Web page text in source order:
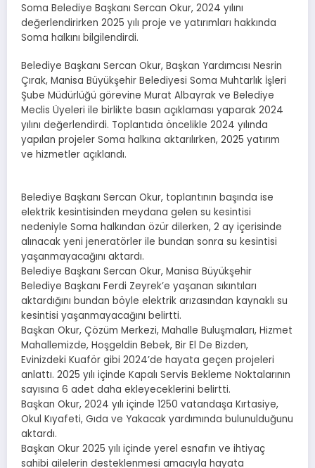
Soma Belediye Başkanı Sercan Okur, 2024 yılını
değerlendirirken 2025 yılı proje ve yatırımları hakkında
Soma halkını bilgilendirdi.
Belediye Başkanı Sercan Okur, Başkan Yardımcısı Nesrin
Çırak, Manisa Büyükşehir Belediyesi Soma Muhtarlık İşleri
Şube Müdürlüğü görevine Murat Albayrak ve Belediye
Meclis Üyeleri ile birlikte basın açıklaması yaparak 2024
yılını değerlendirdi. Toplantıda öncelikle 2024 yılında
yapılan projeler Soma halkına aktarılırken, 2025 yatırım
ve hizmetler açıklandı.
Belediye Başkanı Sercan Okur, toplantının başında ise
elektrik kesintisinden meydana gelen su kesintisi
nedeniyle Soma halkından özür dilerken, 2 ay içerisinde
alınacak yeni jeneratörler ile bundan sonra su kesintisi
yaşanmayacağını aktardı.
Belediye Başkanı Sercan Okur, Manisa Büyükşehir
Belediye Başkanı Ferdi Zeyrek’e yaşanan sıkıntıları
aktardığını bundan böyle elektrik arızasından kaynaklı su
kesintisi yaşanmayacağını belirtti.
Başkan Okur, Çözüm Merkezi, Mahalle Buluşmaları, Hizmet
Mahallemizde, Hoşgeldin Bebek, Bir El De Bizden,
Evinizdeki Kuaför gibi 2024’de hayata geçen projeleri
anlattı. 2025 yılı içinde Kapalı Servis Bekleme Noktalarının
sayısına 6 adet daha ekleyeceklerini belirtti.
Başkan Okur, 2024 yılı içinde 1250 vatandaşa Kırtasiye,
Okul Kıyafeti, Gıda ve Yakacak yardımında bulunulduğunu
aktardı.
Başkan Okur 2025 yılı içinde yerel esnafın ve ihtiyaç
sahibi ailelerin desteklenmesi amacıyla hayata